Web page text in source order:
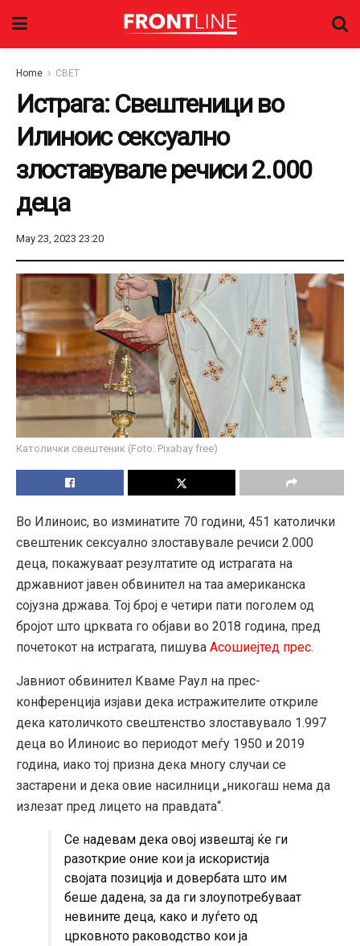
Home СВЕТ
Истрага: Свештеници во
Илиноис сексуално
злоставувале речиси 2.000
деца
May 23, 2023 23:20
Католички свештеник (Foto: Pixabay free)
Во Илиноис, во изминатите 70 години, 451 католички
свештеник сексуално злоставувале речиси 2.000
деца, покажуваат резултатите од истрагата на
државниот јавен обвинител на таа американска
сојузна држава. Тој број е четири пати поголем од
бројот што црквата го објави во 2018 година, пред
почетокот на истрагата, пишува Асошиејтед прес.
Јавниот обвинител Кваме Раул на прес-
конференција изјави дека истражителите откриле
дека католичкото свештенство злоставувало 1.997
деца во Илиноис во периодот меѓу 1950 и 2019
година, иако тој призна дека многу случаи се
застарени и дека овие насилници „никогаш нема да
излезат пред лицето на правдата“.
Се надевам дека овој извештај ќе ги
разоткрие оние кои ја искористија
својата позиција и довербата што им
беше дадена, за да ги злоупотребуваат
невините деца, како и луѓето од
црковното раководство кои ја